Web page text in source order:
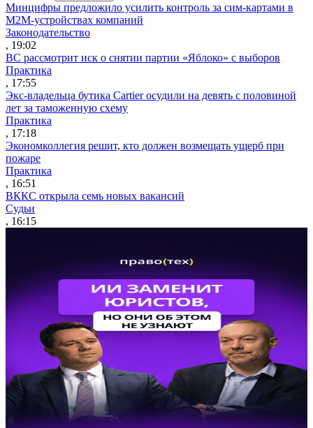
Минцифры предложило усилить контроль за сим-картами в
M2M-устройствах компаний
Законодательство
, 19:02
ВС рассмотрит иск о снятии партии «Яблоко» с выборов
Практика
, 17:55
Экс-владельца бутика Cartier осудили на девять с половиной
лет за таможенную схему
Практика
, 17:18
Экономколлегия решит, кто должен возмещать ущерб при
пожаре
Практика
, 16:51
ВККС открыла семь новых вакансий
Судьи
, 16:15